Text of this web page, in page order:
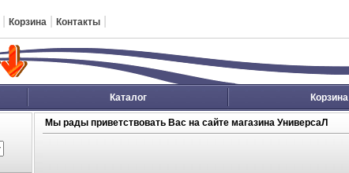
Корзина Контакты
Каталог Корзина
Мы рады приветствовать Вас на сайте магазина УниверсаЛ